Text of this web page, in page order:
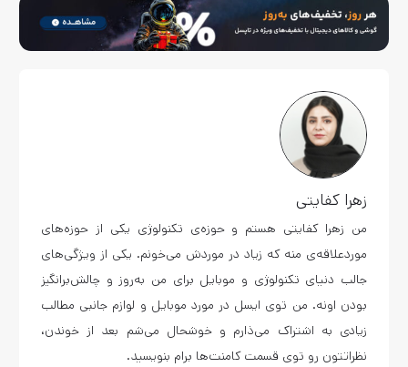
زهرا کفایتی
من زهرا کفایتی هستم و حوزه‌ی تکنولوژی یکی از حوزه‌های
موردعلاقه‌ی منه که زیاد در موردش می‌خونم. یکی از ویژگی‌های
جالب دنیای تکنولوژی و موبایل برای من به‌روز و چالش‌برانگیز
بودن اونه. من توی ایسل در مورد موبایل و لوازم جانبی مطالب
زیادی به اشتراک می‌ذارم و خوشحال می‌شم بعد از خوندن،
نظراتتون رو توی قسمت کامنت‌ها برام بنویسید.